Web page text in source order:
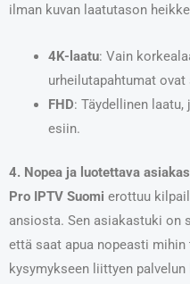
ilman kuvan laatutason
4K-laatu: Vain
urheilutapahtumat
FHD: Täydellinen
esiin.
4. Nopea ja luotettava
Pro IPTV Suomi erottuu
ansiosta. Sen asiakastuki on
että saat apua nopeasti
kysymykseen liittyen